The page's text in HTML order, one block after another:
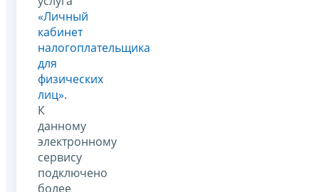
«Личный
кабинет
налогоплательщика
для
физических
лиц».
К
данному
электронному
сервису
подключено
более